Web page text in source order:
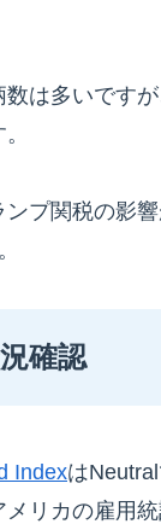
数は多いです
ンプ関税の影
確認
Indexは
メリカの雇用